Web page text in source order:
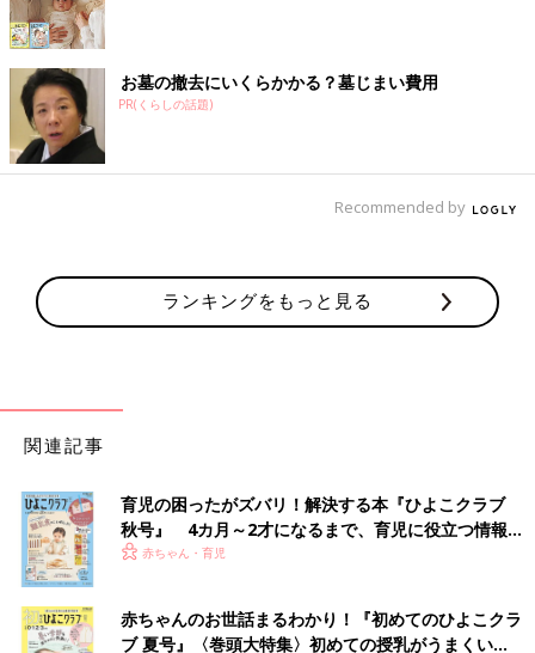
ロウィン柄」。写真のように片足ずつ柄違いのものを履かせてみ
たらとっても可愛かったのだとか♪ サイズは16～18cmとのこ
ギンガムチェック柄が可愛い「ウッドプレート ハロ
ウィン」
お墓の撤去にいくらかかる？墓じまい費用
PR(くらしの話題)
Recommended by
ランキングをもっと見る
関連記事
育児の困ったがズバリ！解決する本『ひよこクラブ
秋号』 4カ月～2才になるまで、育児に役立つ情報が
いっぱい！
赤ちゃん・育児
赤ちゃんのお世話まるわかり！『初めてのひよこクラ
ブ 夏号』〈巻頭大特集〉初めての授乳がうまくい